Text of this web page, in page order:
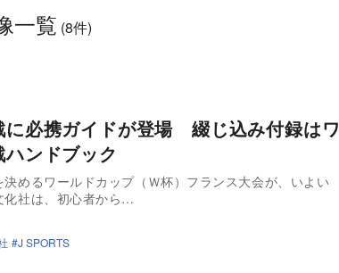
一覧 (8件)
に必携ガイドが登場 綴じ込み付録はワ
ンドブック
めるワールドカップ（Ｗ杯）フランス大会が、いよい
化社は、初心者から…
J SPORTS